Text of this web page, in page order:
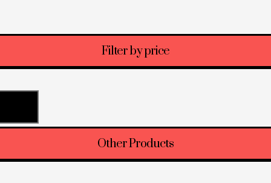
Filter by price
Other Products